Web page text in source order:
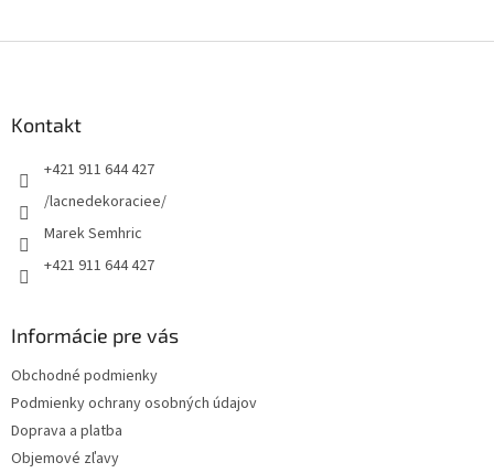
Kontakt
+421 911 644 427
/lacnedekoraciee/
Marek Semhric
+421 911 644 427
Informácie pre vás
Obchodné podmienky
Podmienky ochrany osobných údajov
Doprava a platba
Objemové zľavy